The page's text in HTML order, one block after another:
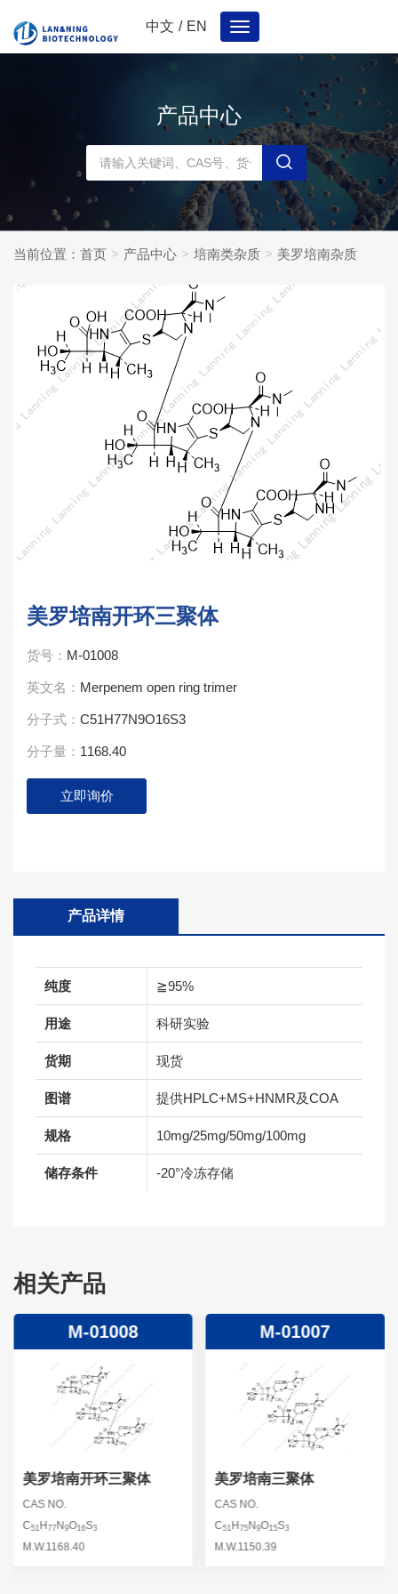
中文 / EN
Toggle
navigation
产品中心
当前位置： 首页 产品中心 培南类杂质 美罗培南杂质
美罗培南开环三聚体
货号： M-01008
英文名： Merpenem open ring trimer
分子式： C51H77N9O16S3
分子量： 1168.40
立即询价
产品详情
纯度 ≧95%
用途 科研实验
货期 现货
图谱 提供HPLC+MS+HNMR及COA
规格 10mg/25mg/50mg/100mg
储存条件 -20°冷冻存储
相关产品
M-01008
美罗培南开环三聚体
CAS NO.
C51 H77N9O16S3
M.W.1168.40
M-01007
美罗培南三聚体
CAS NO.
C51H75N9O15S3
M.W.1150.39